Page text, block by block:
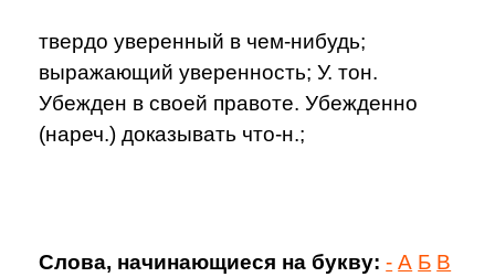
твердо уверенный в чем-нибудь;
выражающий уверенность; У. тон.
Убежден в своей правоте. Убежденно
(нареч.) доказывать что-н.;
Слова, начинающиеся на букву: - А Б В